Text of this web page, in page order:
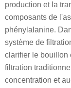
production et la
composants de
phénylalanine.
système de
clarifier le bouillon
filtration
concentration et